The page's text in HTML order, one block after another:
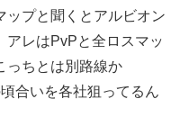
ップと聞くとアルビオン
アレはPvPと全ロスマッ
っちとは別路線か
合いを各社狙ってるん